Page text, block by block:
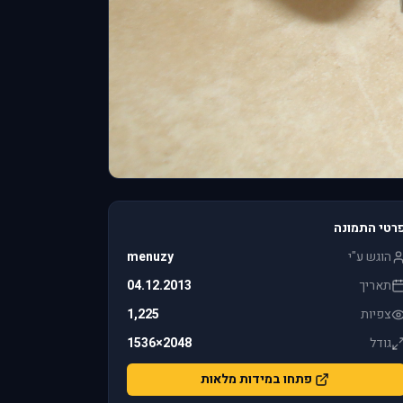
התמונה
הוגש ע"י
menuzy
תאריך
04.12.2013
צפיות
1,225
גודל
2048×1536
פתחו במידות מלאות